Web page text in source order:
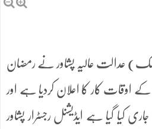
عدالت عالیہ پشاور نے رمضان
اوقات کار کا اعلان کردیا ہے اور
کیا گیا ہے ایڈیشنل رجسٹرار پشاور